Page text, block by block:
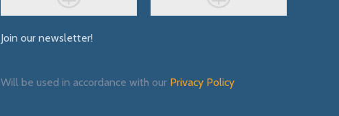
Join our newsletter!
Will be used in accordance with our Privacy Policy